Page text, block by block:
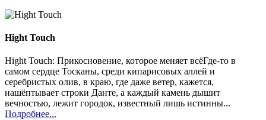
Hight Touch
Hight Touch: Прикосновение, которое меняет всёГде-то в
самом сердце Тосканы, среди кипарисовых аллей и
серебристых олив, в краю, где даже ветер, кажется,
нашёптывает строки Данте, а каждый камень дышит
вечностью, лежит городок, известный лишь истинны...
Подробнее...